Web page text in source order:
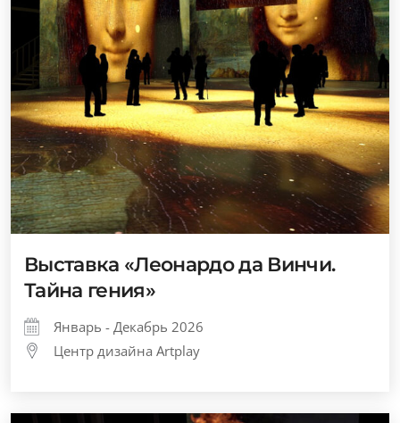
Выставка «Леонардо да Винчи.
Тайна гения»
Январь - Декабрь 2026
Центр дизайна Artplay